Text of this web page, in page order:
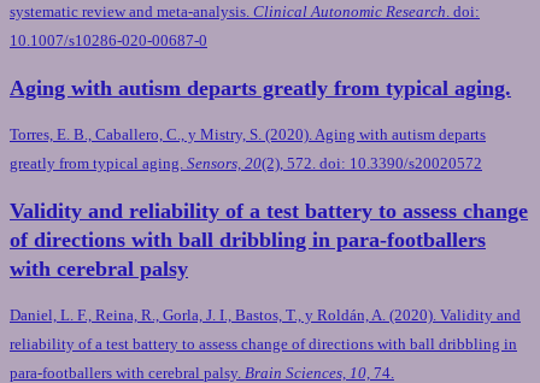
systematic review and meta-analysis. Clinical Autonomic Research . doi:
10.1007/s10286-020-00687-0
Aging with autism departs greatly from typical aging.
Torres, E. B., Caballero, C., y Mistry, S. (2020). Aging with autism departs
greatly from typical aging. Sensors, 20(2), 572. doi: 10.3390/s20020572
Validity and reliability of a test battery to assess change
of directions with ball dribbling in para-footballers
with cerebral palsy
Daniel, L. F., Reina, R., Gorla, J. I., Bastos, T., y Roldán, A. (2020). Validity and
reliability of a test battery to assess change of directions with ball dribbling in
para-footballers with cerebral palsy. Brain Sciences, 10, 74.